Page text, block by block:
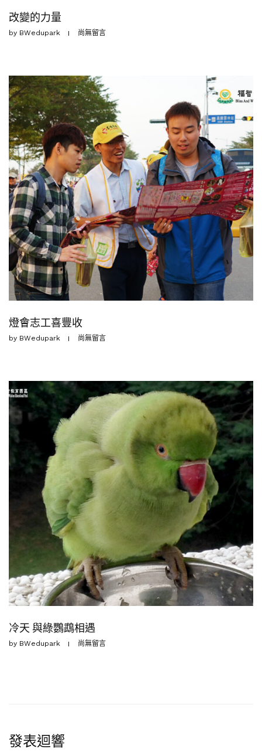
改變的力量
by BWedupark 尚無留言
燈會志工喜豐收
by BWedupark 尚無留言
冷天 與綠鸚鵡相遇
by BWedupark 尚無留言
發表迴響